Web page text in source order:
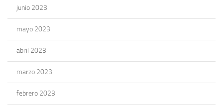
junio 2023
mayo 2023
abril 2023
marzo 2023
febrero 2023